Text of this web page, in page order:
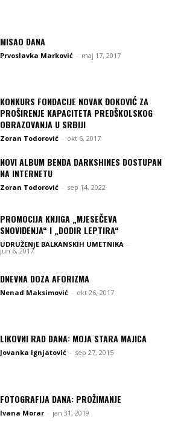
MISAO DANA
Prvoslavka Marković - maj 17, 2017
KONKURS FONDACIJE NOVAK ĐOKOVIĆ ZA
PROŠIRENJE KAPACITETA PREDŠKOLSKOG
OBRAZOVANJA U SRBIJI
Zoran Todorović - okt 6, 2017
NOVI ALBUM BENDA DARKSHINES DOSTUPAN
NA INTERNETU
Zoran Todorović - sep 14, 2022
PROMOCIJA KNJIGA „MJESEČEVA
SNOVIĐENJA“ I „DODIR LEPTIRA“
UDRUŽENjE BALKANSKIH UMETNIKA -
jun 6, 2017
DNEVNA DOZA AFORIZMA
Nenad Maksimović - okt 26, 2017
LIKOVNI RAD DANA: MOJA STARA MAJICA
Jovanka Ignjatović - sep 27, 2015
FOTOGRAFIJA DANA: PROŽIMANJE
Ivana Morar - jan 31, 2019